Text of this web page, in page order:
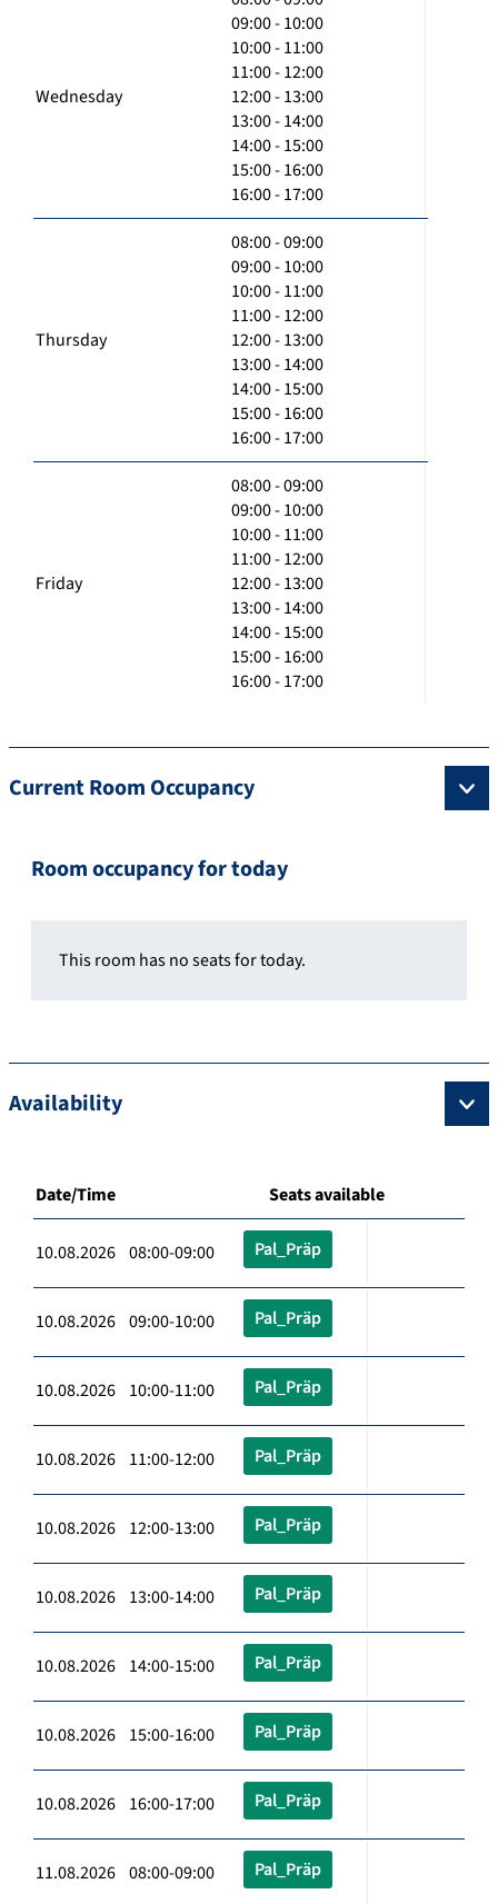
Wednesday
09:00 - 10:00
10:00 - 11:00
11:00 - 12:00
12:00 - 13:00
13:00 - 14:00
14:00 - 15:00
15:00 - 16:00
16:00 - 17:00
Thursday
08:00 - 09:00
09:00 - 10:00
10:00 - 11:00
11:00 - 12:00
12:00 - 13:00
13:00 - 14:00
14:00 - 15:00
15:00 - 16:00
16:00 - 17:00
Friday
08:00 - 09:00
09:00 - 10:00
10:00 - 11:00
11:00 - 12:00
12:00 - 13:00
13:00 - 14:00
14:00 - 15:00
15:00 - 16:00
16:00 - 17:00
Current Room Occupancy
Room occupancy for today
This room has no seats for today.
Availability
Date/Time Seats available
10.08.2026 08:00-09:00 Pal_Präp
10.08.2026 09:00-10:00 Pal_Präp
10.08.2026 10:00-11:00 Pal_Präp
10.08.2026 11:00-12:00 Pal_Präp
10.08.2026 12:00-13:00 Pal_Präp
10.08.2026 13:00-14:00 Pal_Präp
10.08.2026 14:00-15:00 Pal_Präp
10.08.2026 15:00-16:00 Pal_Präp
10.08.2026 16:00-17:00 Pal_Präp
11.08.2026 08:00-09:00 Pal_Präp